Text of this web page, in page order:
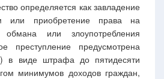
определяется как завладение
или приобретение права на
или злоупотребления
преступление предусмотрена
в виде штрафа до пятидесяти
минимумов доходов граждан,